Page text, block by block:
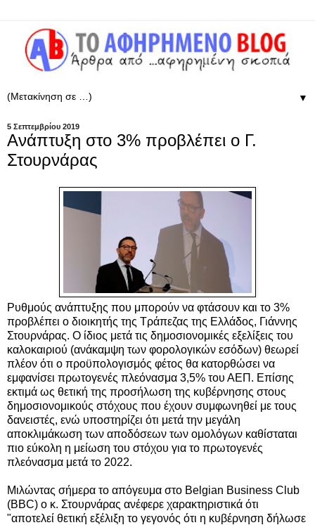
▼
5 Σεπτεμβρίου 2019
Aνάπτυξη στο 3% προβλέπει ο Γ.
Στουρνάρας
Ρυθμούς ανάπτυξης που μπορούν να φτάσουν και το 3%
προβλέπει ο διοικητής της Τράπεζας της Ελλάδος, Γιάννης
Στουρνάρας. Ο ίδιος μετά τις δημοσιονομικές εξελίξεις του
καλοκαιριού (ανάκαμψη των φορολογικών εσόδων) θεωρεί
πλέον ότι ο προϋπολογισμός φέτος θα κατορθώσει να
εμφανίσει πρωτογενές πλεόνασμα 3,5% του ΑΕΠ. Επίσης
εκτιμά ως θετική της προσήλωση της κυβέρνησης στους
δημοσιονομικούς στόχους που έχουν συμφωνηθεί με τους
δανειστές, ενώ υποστηρίζει ότι μετά την μεγάλη
αποκλιμάκωση των αποδόσεων των ομολόγων καθίσταται
πιο εύκολη η μείωση του στόχου για το πρωτογενές
πλεόνασμα μετά το 2022.
Μιλώντας σήμερα το απόγευμα στο Belgian Business Club
(BBC) ο κ. Στουρνάρας ανέφερε χαρακτηριστικά ότι
"αποτελεί θετική εξέλιξη το γεγονός ότι η κυβέρνηση δήλωσε